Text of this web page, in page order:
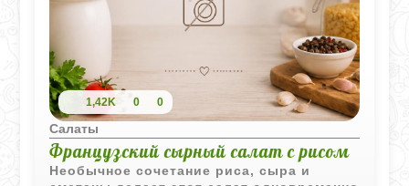
1,42K 0 0
Салаты
Французский сырный салат с рисом
Необычное сочетание риса, сыра и